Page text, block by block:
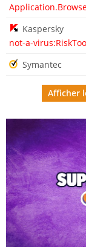
Kaspersky
not-a-
Symantec
Afficher